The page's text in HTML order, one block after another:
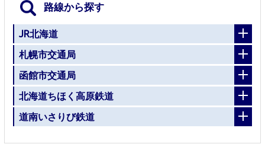
路線から探す
JR北海道
札幌市交通局
函館市交通局
北海道ちほく高原鉄道
道南いさりび鉄道